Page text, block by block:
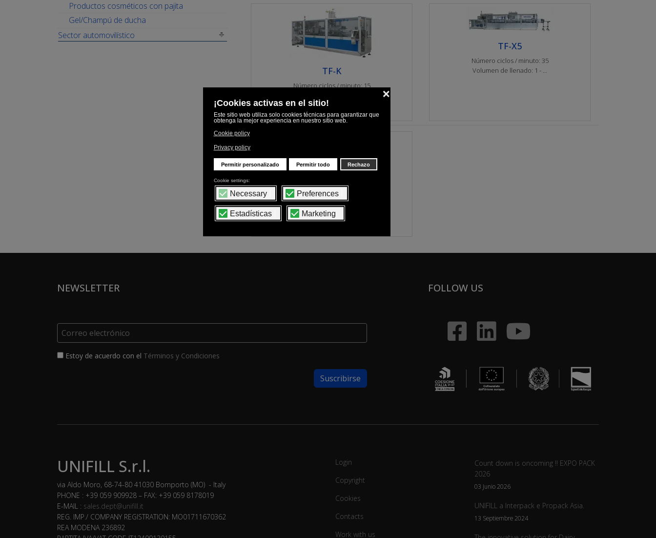
Productos cosméticos con pajita
Gel/Champú de ducha
Sector automovilístico
TF-K
Número ciclos / minuto: 15
TF-X5
Número ciclos / minuto: 35
Volumen de llenado: 1 - ...
TF-X7
Número ciclos / minuto: hasta 35
Volumen de llenado: ...
NEWSLETTER
Estoy de acuerdo con el Términos y Condiciones
FOLLOW US
UNIFILL S.r.l.
via Aldo Moro, 68-74-80 41030 Bomporto (MO) - Italy
PHONE : +39 059 909928 – FAX: +39 059 8178019
E-MAIL : sales.dept@unifill.it
REG. IMP./ COMPANY REGISTRATION: MO01711670362
REA MODENA 236892
Login
Copyright
Cookies
Contacts
Work with us
Count down is oncoming !! EXPO PACK
2026
03 Junio 2026
UNIFILL a Interpack e Propack Asia.
13 Septiembre 2024